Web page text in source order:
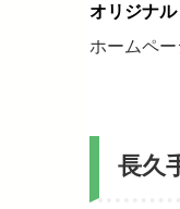
オリジナ
ホームペ
長久